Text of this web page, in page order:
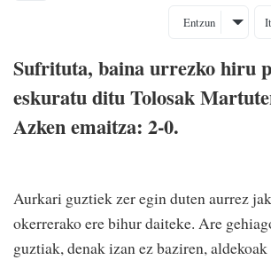
Entzun
Sufrituta, baina urrezko hiru
eskuratu ditu Tolosak
Azken emaitza: 2-0.
Aurkari guztiek zer egin duten aurrez
okerrerako ere bihur daiteke. Are
guztiak, denak izan ez baziren,